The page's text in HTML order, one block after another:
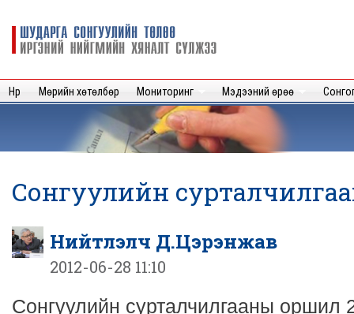
Шударга
сонгуулийн
нийгмийн
хяналт
Нүүр Мөрийн хөтөлбөр Мониторинг Мэдээний өрөө
Сонгуулийн
Нийтлэлч Д.Цэрэнжав
2012-06-28 11:10
Сонгуулийн сурталчилгааны оршил